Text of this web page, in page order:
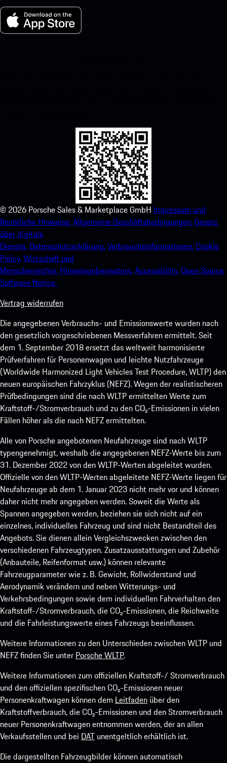
© 2026 Porsche Sales & Marketplace GmbH Impressum und
Rechtliche Hinweise.Allgemeine Geschäftsbedingungen.Gesetz
über digitale
Dienste. Datenschutzerklärung.Verbrauchsinformationen.Cookie
Policy.Wirtschaft und
Menschenrechte. Hinweisgebersystem.Accessibility.Open Source
Software Notice.
Vertrag widerrufen
Die angegebenen Verbrauchs- und Emissionswerte wurden nach
den gesetzlich vorgeschriebenen Messverfahren ermittelt. Seit
dem 1. September 2018 ersetzt das weltweit harmonisierte
Prüfverfahren für Personenwagen und leichte Nutzfahrzeuge
(Worldwide Harmonized Light Vehicles Test Procedure, WLTP) den
neuen europäischen Fahrzyklus (NEFZ). Wegen der realistischeren
Prüfbedingungen sind die nach WLTP ermittelten Werte zum
Kraftstoff-/Stromverbrauch und zu den CO₂-Emissionen in vielen
Fällen höher als die nach NEFZ ermittelten.
Alle von Porsche angebotenen Neufahrzeuge sind nach WLTP
typengenehmigt, weshalb die angegebenen NEFZ-Werte bis zum
31. Dezember 2022 von den WLTP-Werten abgeleitet wurden.
Offizielle von den WLTP-Werten abgeleitete NEFZ-Werte liegen für
Neufahrzeuge ab dem 1. Januar 2023 nicht mehr vor und können
daher nicht mehr angegeben werden. Soweit die Werte als
Spannen angegeben werden, beziehen sie sich nicht auf ein
einzelnes, individuelles Fahrzeug und sind nicht Bestandteil des
Angebots. Sie dienen allein Vergleichszwecken zwischen den
verschiedenen Fahrzeugtypen. Zusatzausstattungen und Zubehör
(Anbauteile, Reifenformat usw.) können relevante
Fahrzeugparameter wie z. B. Gewicht, Rollwiderstand und
Aerodynamik verändern und neben Witterungs- und
Verkehrsbedingungen sowie dem individuellen Fahrverhalten den
Kraftstoff-/Stromverbrauch, die CO₂-Emissionen, die Reichweite
und die Fahrleistungswerte eines Fahrzeugs beeinflussen.
Weitere Informationen zu den Unterschieden zwischen WLTP und
NEFZ finden Sie unter Porsche WLTP.
Weitere Informationen zum offiziellen Kraftstoff-/ Stromverbrauch
und den offiziellen spezifischen CO₂-Emissionen neuer
Personenkraftwagen können dem Leitfaden über den
Kraftstoffverbrauch, die CO₂-Emissionen und den Stromverbrauch
neuer Personenkraftwagen entnommen werden, der an allen
Verkaufsstellen und bei DAT unentgeltlich erhältlich ist.
Die dargestellten Fahrzeugbilder können automatisch